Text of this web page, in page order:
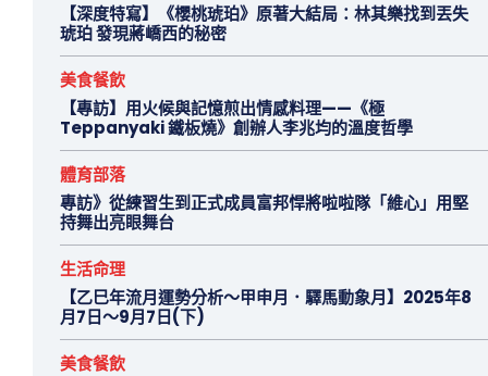
【深度特寫】《櫻桃琥珀》原著大結局：林其樂找到丟失
琥珀 發現蔣嶠西的秘密
美食餐飲
【專訪】用火候與記憶煎出情感料理——《極
Teppanyaki 鐵板燒》創辦人李兆均的溫度哲學
體育部落
專訪》從練習生到正式成員富邦悍將啦啦隊「維心」用堅
持舞出亮眼舞台
生活命理
【乙巳年流月運勢分析～甲申月．驛馬動象月】2025年8
月7日～9月7日(下)
美食餐飲